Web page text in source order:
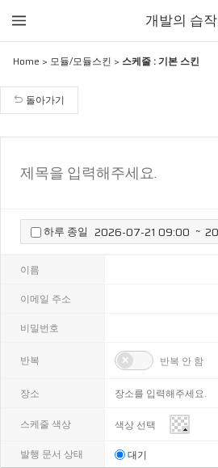
개발의 습작
Home > 모듈/모듈스킨 > 스케줄 : 기본 스킨
돌아가기
하루 종일 ~
이름
이메일 주소
비밀번호
반복 반복 안 함
장소
스케줄 색상
발행 문서 상태
대기